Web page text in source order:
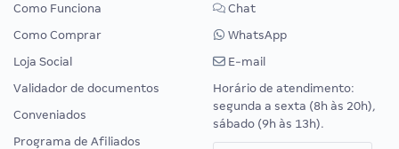
Como Funciona
Como Comprar
Loja Social
Validador de documentos
Conveniados
Programa de Afiliados
Chat
WhatsApp
E-mail
Horário de atendimento:
segunda a sexta (8h às 20h),
sábado (9h às 13h).